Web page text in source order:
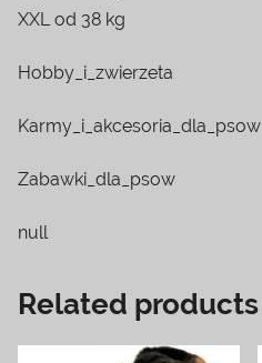
XXL od 38 kg
Hobby_i_zwierzeta
Karmy_i_akcesoria_dla_psow
Zabawki_dla_psow
null
Related products